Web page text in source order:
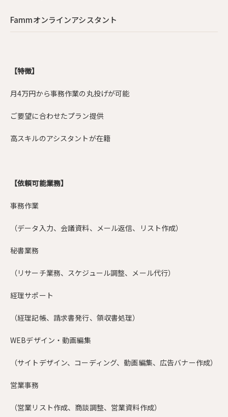
Fammオンラインアシスタント
【特徴】
月4万円から事務作業の丸投げが可能
ご要望に合わせたプラン提供
高スキルのアシスタントが在籍
【依頼可能業務】
事務作業
（データ入力、会議資料、メール返信、リスト作成）
秘書業務
（リサーチ業務、スケジュール調整、メール代行）
経理サポート
（経理記帳、請求書発行、領収書処理）
WEBデザイン・動画編集
（サイトデザイン、コーディング、動画編集、広告バナー作成）
営業事務
（営業リスト作成、商談調整、営業資料作成）